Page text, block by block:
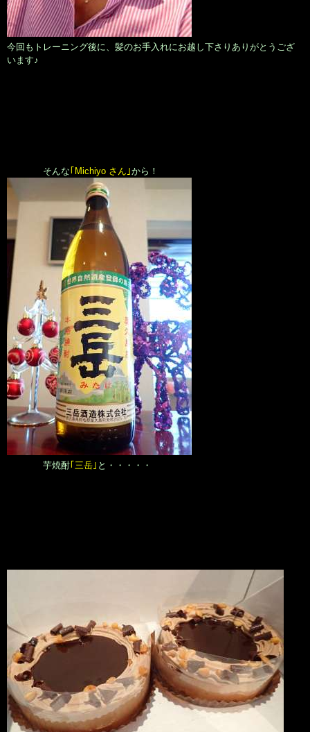
今回もトレーニング後に、髪のお手入れにお越し下さりありがとうござ
います♪
そんな｢Michiyo さん｣から！
芋焼酎｢三岳｣ と・・・・・